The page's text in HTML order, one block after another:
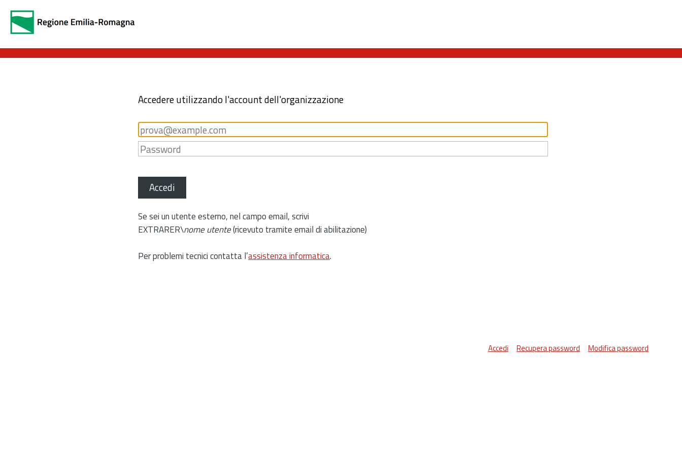
Accedere utilizzando l'account dell'organizzazione
Accedi
Se sei un utente esterno, nel campo email, scrivi
EXTRARER\nome utente(ricevuto tramite email di abilitazione)
Per problemi tecnici contatta l’assistenza informatica.
Accedi Recupera password Modifica password